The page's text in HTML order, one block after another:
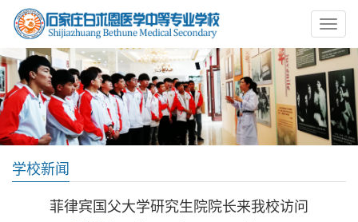
学校新闻
菲律宾国父大学研究生院院长来我校访问